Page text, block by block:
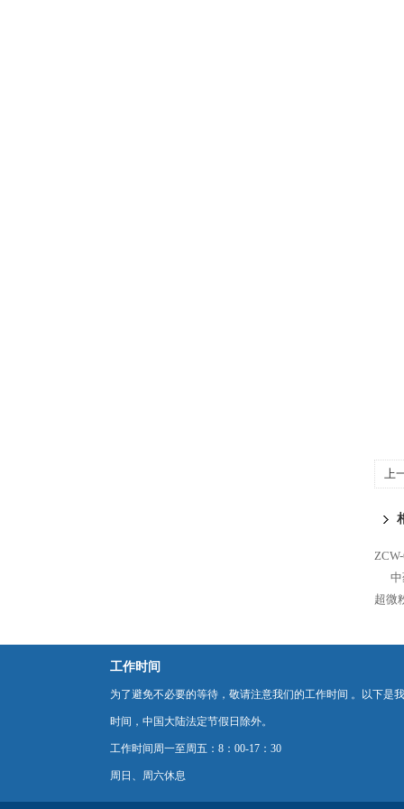
上
超微
工作时间
为了避免不必要的等待，敬请注意我们的工作时间 。以下是
时间，中国大陆法定节假日除外。
工作时间周一至周五：8：00-17：30
周日、周六休息